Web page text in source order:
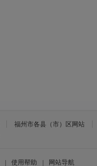
福州市各县（市）区网站
| 使用帮助 | 网站导航